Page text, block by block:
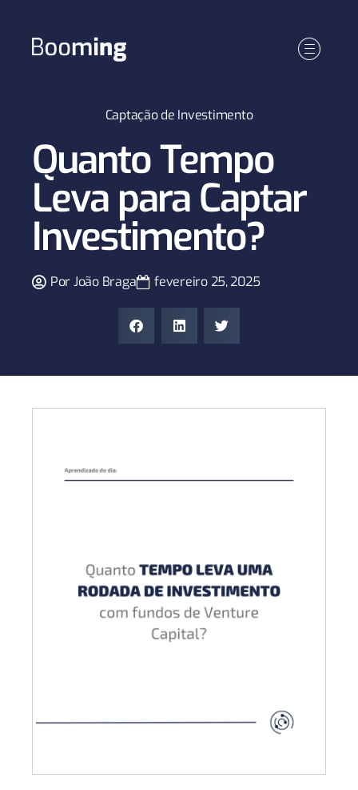
Captação de Investimento
Quanto Tempo
Leva para Captar
Investimento?
PorJoão Braga fevereiro 25, 2025